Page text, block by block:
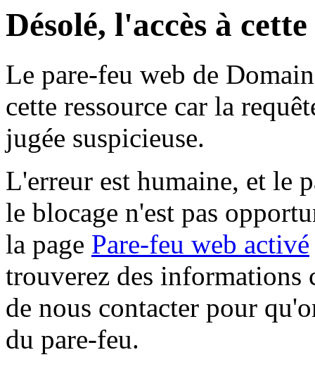
Désolé, l'accès à
Le pare-feu web de
cette ressource car la
jugée suspicieuse.
L'erreur est humaine, et le
le blocage n'est pas
la page Pare-feu web activé
trouverez des informations
de nous contacter pour
du pare-feu.